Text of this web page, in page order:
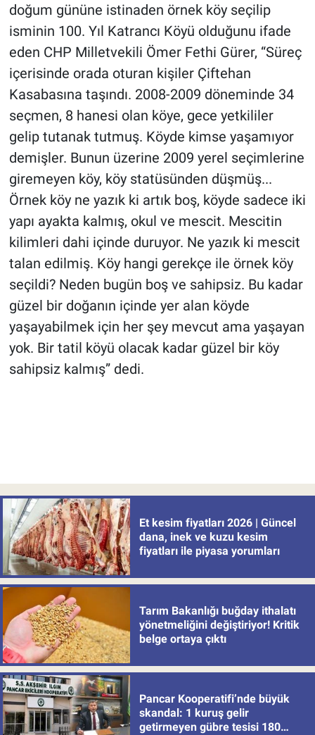
doğum gününe istinaden örnek köy seçilip
isminin 100. Yıl Katrancı Köyü olduğunu ifade
eden CHP Milletvekili Ömer Fethi Gürer, “Süreç
içerisinde orada oturan kişiler Çiftehan
Kasabasına taşındı. 2008-2009 döneminde 34
seçmen, 8 hanesi olan köye, gece yetkililer
gelip tutanak tutmuş. Köyde kimse yaşamıyor
demişler. Bunun üzerine 2009 yerel seçimlerine
giremeyen köy, köy statüsünden düşmüş...
Örnek köy ne yazık ki artık boş, köyde sadece iki
yapı ayakta kalmış, okul ve mescit. Mescitin
kilimleri dahi içinde duruyor. Ne yazık ki mescit
talan edilmiş. Köy hangi gerekçe ile örnek köy
seçildi? Neden bugün boş ve sahipsiz. Bu kadar
güzel bir doğanın içinde yer alan köyde
yaşayabilmek için her şey mevcut ama yaşayan
yok. Bir tatil köyü olacak kadar güzel bir köy
sahipsiz kalmış” dedi.
Et kesim fiyatları 2026 | Güncel
dana, inek ve kuzu kesim
fiyatları ile piyasa yorumları
Tarım Bakanlığı buğday ithalatı
yönetmeliğini değiştiriyor! Kritik
belge ortaya çıktı
Pancar Kooperatifi’nde büyük
skandal: 1 kuruş gelir
getirmeyen gübre tesisi 180